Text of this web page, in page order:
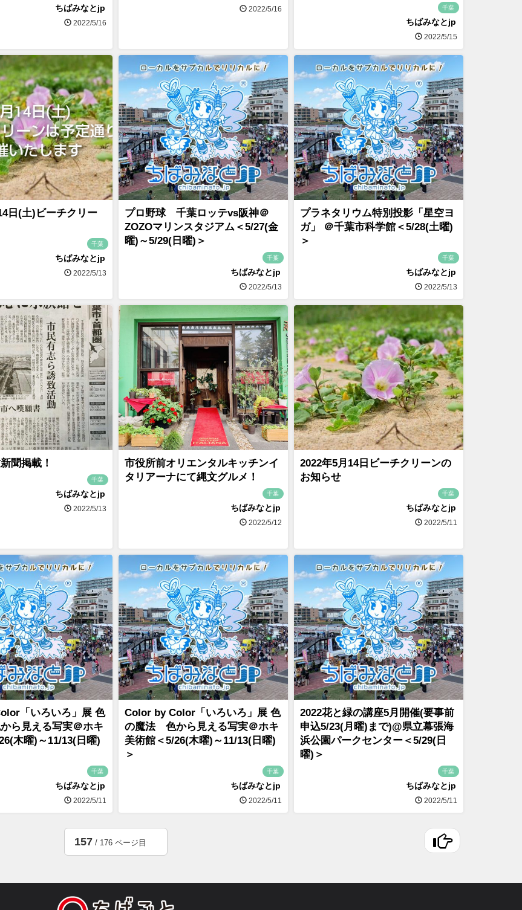
ちばみなとjp
2022/5/16
2022/5/16 千葉
ちばみなとjp
2022/5/15
日(土)ビーチクリー
千葉
ちばみなとjp
2022/5/13
プロ野球 千葉ロッテvs阪神＠
ZOZOマリンスタジアム＜5/27(金
曜)～5/29(日曜)＞
千葉
ちばみなとjp
2022/5/13
プラネタリウム特別投影「星空ヨ
ガ」 ＠千葉市科学館＜5/28(土曜)
＞
千葉
ちばみなとjp
2022/5/13
聞掲載！
千葉
ちばみなとjp
2022/5/13
市役所前オリエンタルキッチンイ
タリアーナにて縄文グルメ！
千葉
ちばみなとjp
2022/5/12
2022年5月14日ビーチクリーンの
お知らせ
千葉
ちばみなとjp
2022/5/11
「いろいろ」展 色
ら見える写実＠ホキ
木曜)～11/13(日曜)
千葉
ちばみなとjp
2022/5/11
Color by Color「いろいろ」展 色
の魔法 色から見える写実＠ホキ
美術館＜5/26(木曜)～11/13(日曜)
＞
千葉
ちばみなとjp
2022/5/11
2022花と緑の講座5月開催(要事前
申込5/23(月曜)まで)@県立幕張海
浜公園パークセンター＜5/29(日
曜)＞
千葉
ちばみなとjp
2022/5/11
157 / 176 ページ目